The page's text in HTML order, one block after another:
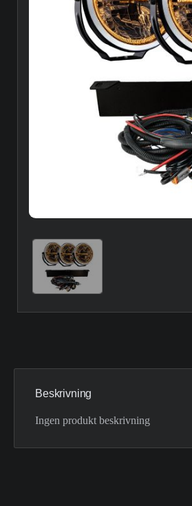
Beskrivning
Ingen produkt beskrivning